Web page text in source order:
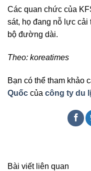
Các quan chức của
sát, họ đang nỗ lực
bộ đường dài.
Theo: koreatimes
Bạn có thể tham khảo
Quốc của công ty du
Bài viết liên quan